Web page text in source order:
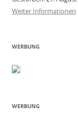
Weiter Informationen
WERBUNG
WERBUNG